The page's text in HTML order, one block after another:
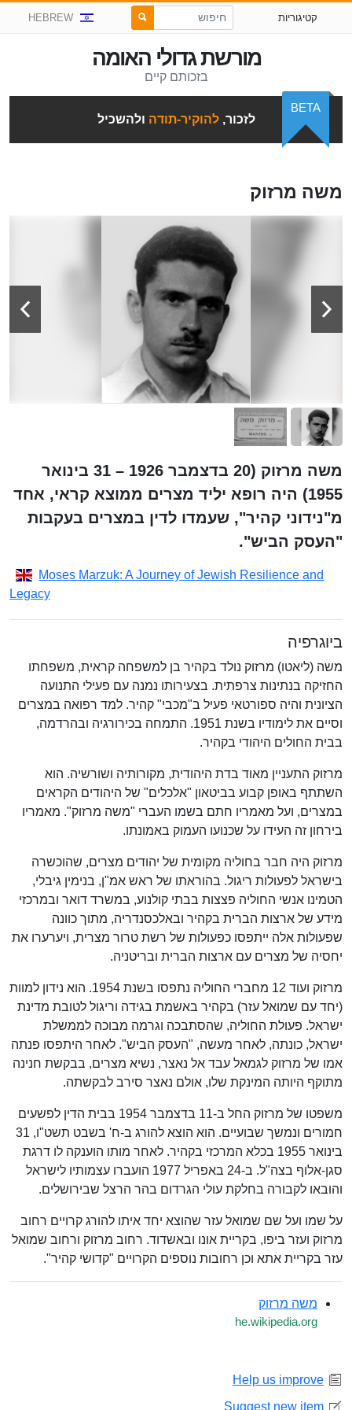
קטיגוריות HEBREW
מורשת גדולי האומה
בזכותם קיים
לזכור,להוקיר-תודה ולהשכיל
BETA
משה מרזוק
משה מרזוק (20 בדצמבר 1926 – 31 בינואר
1955) היה רופא יליד מצרים ממוצא קראי, אחד
מ"נידוני קהיר", שעמדו לדין במצרים בעקבות
"העסק הביש".
Moses Marzuk: A Journey of Jewish Resilience and
Legacy
ביוגרפיה
משה (ליאטו) מרזוק נולד בקהיר בן למשפחה קראית, משפחתו
החזיקה בנתינות צרפתית. בצעירותו נמנה עם פעילי התנועה
הציונית והיה ספורטאי פעיל ב"מכבי" קהיר. למד רפואה במצרים
וסיים את לימודיו בשנת 1951. התמחה בכירורגיה ובהרדמה,
בבית החולים היהודי בקהיר.
מרזוק התעניין מאוד בדת היהודית, מקורותיה ושורשיה. הוא
השתתף באופן קבוע בביטאון "אלכלים" של היהודים הקראים
במצרים, ועל מאמריו חתם בשמו העברי "משה מרזוק". מאמריו
בירחון זה העידו על שכנועו העמוק באמונתו.
מרזוק היה חבר בחוליה מקומית של יהודים מצרים, שהוכשרה
בישראל לפעולות ריגול. בהוראתו של ראש אמ"ן, בנימין גיבלי,
הטמינו אנשי החוליה פצצות בבתי קולנוע, במשרד דואר ובמרכזי
מידע של ארצות הברית בקהיר ובאלכסנדריה, מתוך כוונה
שפעולות אלה ייתפסו כפעולות של רשת טרור מצרית, ויערערו את
יחסיה של מצרים עם ארצות הברית ובריטניה.
מרזוק ועוד 12 מחברי החוליה נתפסו בשנת 1954. הוא נידון למוות
(יחד עם שמואל עזר) בקהיר באשמת בגידה וריגול לטובת מדינת
ישראל. פעולת החוליה, שהסתבכה וגרמה מבוכה לממשלת
ישראל, כונתה, לאחר מעשה, "העסק הביש". לאחר היתפסו פנתה
אמו של מרזוק לגמאל עבד אל נאצר, נשיא מצרים, בבקשת חנינה
מתוקף היותה המינקת שלו, אולם נאצר סירב לבקשתה.
משפטו של מרזוק החל ב-11 בדצמבר 1954 בבית הדין לפשעים
חמורים ונמשך שבועיים. הוא הוצא להורג ב-ח' בשבט תשט"ו, 31
בינואר 1955 בכלא המרכזי בקהיר. לאחר מותו הוענקה לו דרגת
סגן-אלוף בצה"ל. ב-24 באפריל 1977 הועברו עצמותיו לישראל
והובאו לקבורה בחלקת עולי הגרדום בהר הרצל שבירושלים.
על שמו ועל שם שמואל עזר שהוצא יחד איתו להורג קרויים רחוב
מרזוק ועזר ביפו, בקריית אונו ובאשדוד. רחוב מרזוק ורחוב שמואל
עזר בקריית אתא וכן רחובות נוספים הקרויים "קדושי קהיר".
משה מרזוק
he.wikipedia.org
Help us improve
Suggest new item